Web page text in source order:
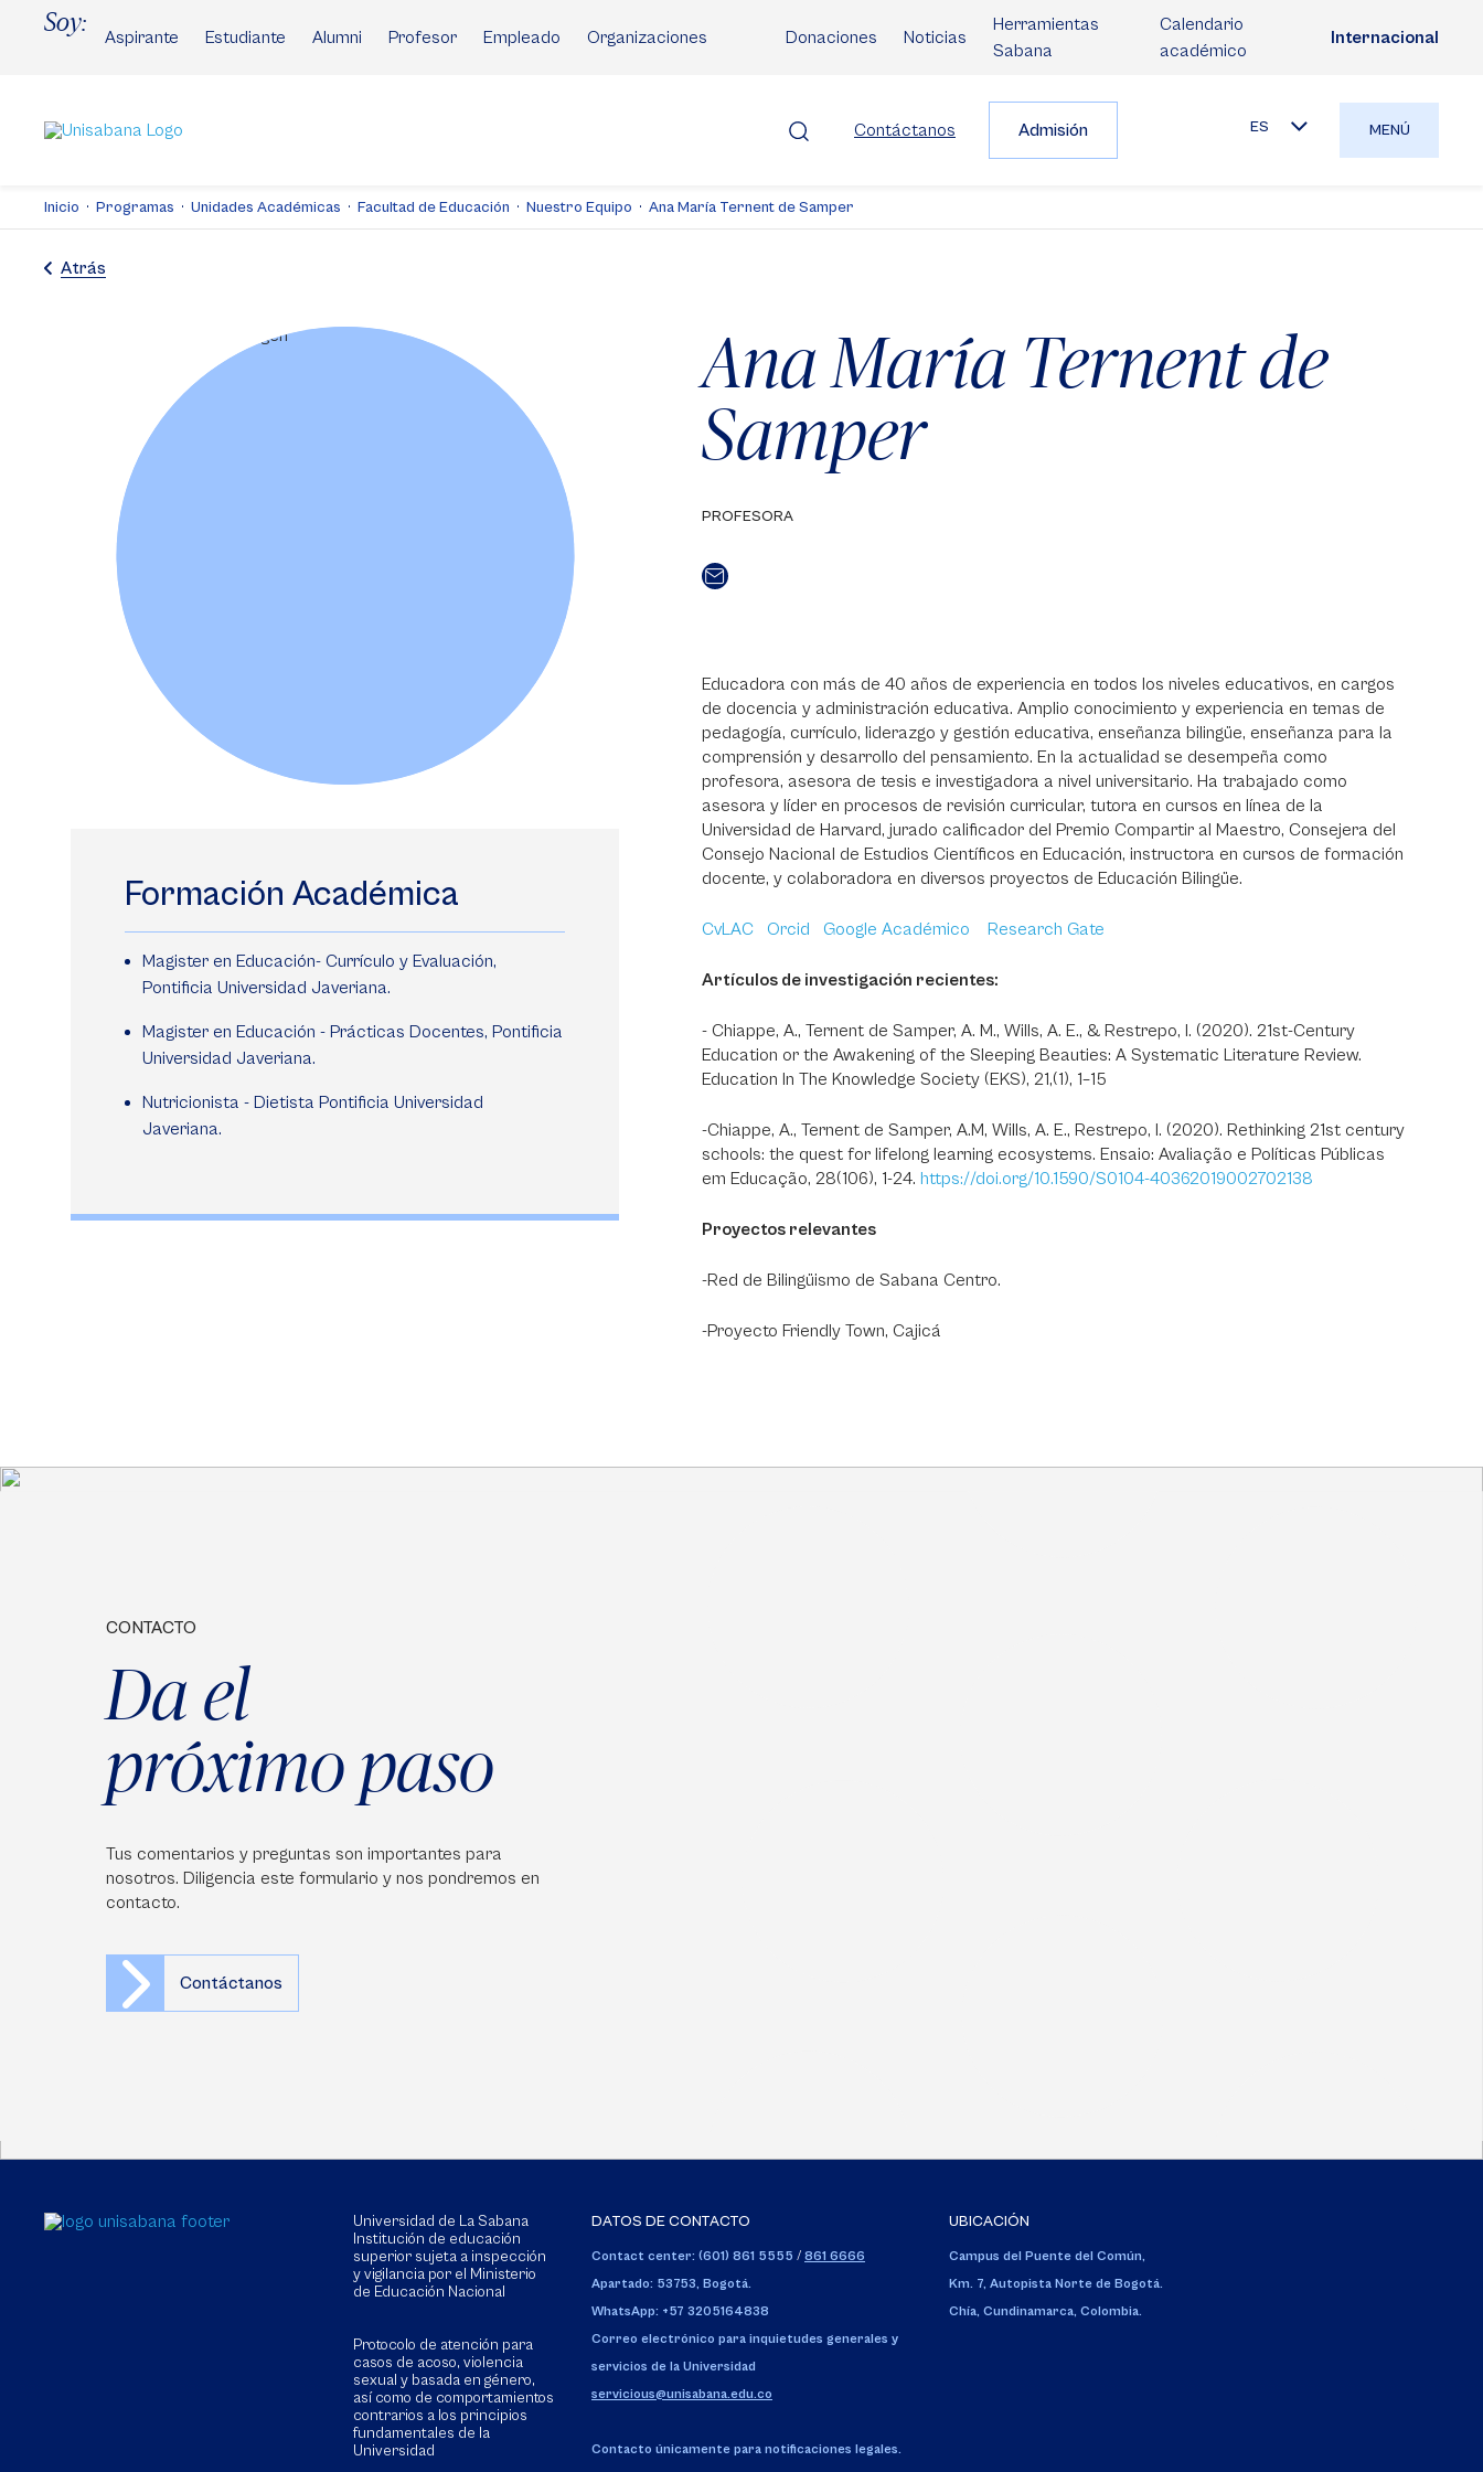
Soy:
Aspirante Estudiante Alumni Profesor Empleado Organizaciones Donaciones Noticias
Herramientas
Sabana
Calendario
académico
Internacional
Contáctanos Admisión ES MENÚ
Inicio Programas Unidades Académicas Facultad de Educación Nuestro Equipo Ana María Ternent de Samper
Atrás
Ana María Ternent de
Samper
PROFESORA
Formación Académica
Magister en Educación- Currículo y Evaluación,
Pontificia Universidad Javeriana.
Magister en Educación - Prácticas Docentes, Pontificia
Universidad Javeriana.
Nutricionista - Dietista Pontificia Universidad
Javeriana.
Educadora con más de 40 años de experiencia en todos los niveles educativos, en cargos
de docencia y administración educativa. Amplio conocimiento y experiencia en temas de
pedagogía, currículo, liderazgo y gestión educativa, enseñanza bilingüe, enseñanza para la
comprensión y desarrollo del pensamiento. En la actualidad se desempeña como
profesora, asesora de tesis e investigadora a nivel universitario. Ha trabajado como
asesora y líder en procesos de revisión curricular, tutora en cursos en línea de la
Universidad de Harvard, jurado calificador del Premio Compartir al Maestro, Consejera del
Consejo Nacional de Estudios Científicos en Educación, instructora en cursos de formación
docente, y colaboradora en diversos proyectos de Educación Bilingüe.
CvLAC Orcid Google Académico Research Gate
Artículos de investigación recientes:
- Chiappe, A., Ternent de Samper, A. M., Wills, A. E., & Restrepo, I. (2020). 21st-Century
Education or the Awakening of the Sleeping Beauties: A Systematic Literature Review.
Education In The Knowledge Society (EKS), 21,(1), 1–15
-Chiappe, A., Ternent de Samper, A.M, Wills, A. E., Restrepo, I. (2020). Rethinking 21st century
schools: the quest for lifelong learning ecosystems. Ensaio: Avaliação e Políticas Públicas
em Educação, 28(106), 1-24. https://doi.org/10.1590/S0104-40362019002702138
Proyectos relevantes
-Red de Bilingüismo de Sabana Centro.
-Proyecto Friendly Town, Cajicá
CONTACTO
Da el
próximo paso
Tus comentarios y preguntas son importantes para
nosotros. Diligencia este formulario y nos pondremos en
contacto.
Contáctanos
Universidad de La Sabana
Institución de educación
superior sujeta a inspección
y vigilancia por el Ministerio
de Educación Nacional
Protocolo de atención para
casos de acoso, violencia
sexual y basada en género,
así como de comportamientos
contrarios a los principios
fundamentales de la
Universidad
DATOS DE CONTACTO
Contact center: (601) 861 5555 / 861 6666
Apartado: 53753, Bogotá.
WhatsApp: +57 3205164838
Correo electrónico para inquietudes generales y
servicios de la Universidad
servicious@unisabana.edu.co
Contacto únicamente para notificaciones legales.
UBICACIÓN
Campus del Puente del Común,
Km. 7, Autopista Norte de Bogotá.
Chía, Cundinamarca, Colombia.